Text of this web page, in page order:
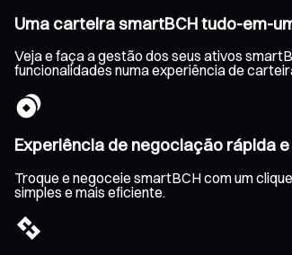
Uma carteira smartBCH tudo-em-
Veja e faça a gestão dos seus ativos
funcionalidades numa experiência de
Experiência de negociação rápida
Troque e negoceie smartBCH com um
simples e mais eficiente.